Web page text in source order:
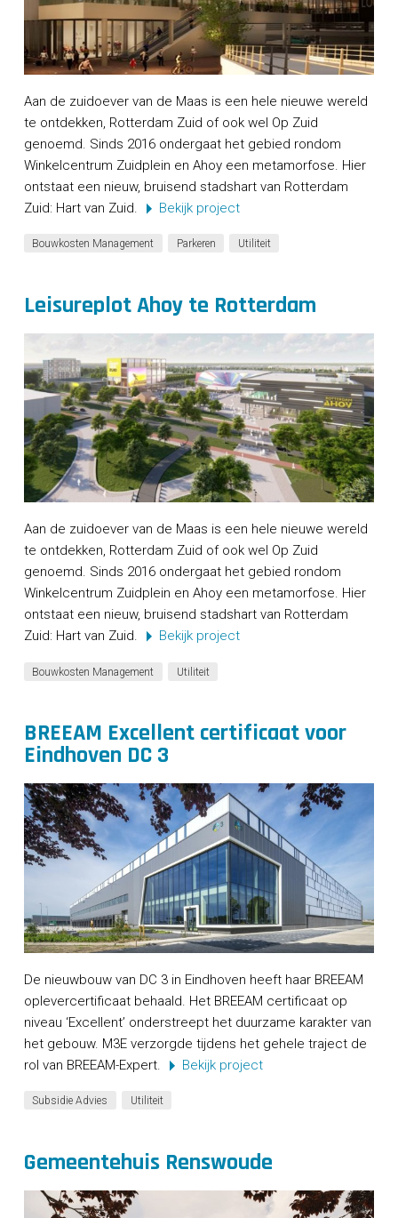
Aan de zuidoever van de Maas is een hele nieuwe wereld
te ontdekken, Rotterdam Zuid of ook wel Op Zuid
genoemd. Sinds 2016 ondergaat het gebied rondom
Winkelcentrum Zuidplein en Ahoy een metamorfose. Hier
ontstaat een nieuw, bruisend stadshart van Rotterdam
Zuid: Hart van Zuid.
Bekijk project
Bouwkosten Management Parkeren Utiliteit
Leisureplot Ahoy te Rotterdam
Aan de zuidoever van de Maas is een hele nieuwe wereld
te ontdekken, Rotterdam Zuid of ook wel Op Zuid
genoemd. Sinds 2016 ondergaat het gebied rondom
Winkelcentrum Zuidplein en Ahoy een metamorfose. Hier
ontstaat een nieuw, bruisend stadshart van Rotterdam
Zuid: Hart van Zuid.
Bekijk project
Bouwkosten Management Utiliteit
BREEAM Excellent certificaat voor
Eindhoven DC 3
De nieuwbouw van DC 3 in Eindhoven heeft haar BREEAM
oplevercertificaat behaald. Het BREEAM certificaat op
niveau ‘Excellent’ onderstreept het duurzame karakter van
het gebouw. M3E verzorgde tijdens het gehele traject de
rol van BREEAM-Expert.
Bekijk project
Subsidie Advies Utiliteit
Gemeentehuis Renswoude